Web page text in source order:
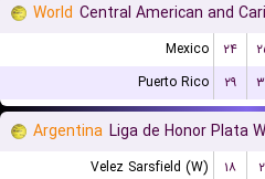
World Central American and
Mexico ۲۴
Puerto Rico
۲۹
Argentina Liga de Honor Plata
Velez Sarsfield (W) ۱۸